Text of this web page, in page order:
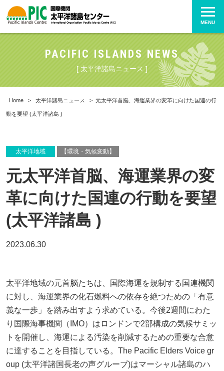
MENU
PACIFIC ISLANDS NEWS
[ 太平洋諸島ニュース ]
Home > 太平洋諸島ニュース > 元太平洋首脳、海運業界の変革に向けた国連の行
動を要望 (太平洋諸島 )
太平洋地域 【環境・気候変動】
元太平洋首脳、海運業界の変
革に向けた国連の行動を要望
(太平洋諸島 )
2023.06.30
太平洋地域の元首脳たちは、国際海運を規制する国連機関
に対し、海運業界の化石燃料への依存を絶つための「有意
義な一歩」を踏み出すよう求めている。今後2週間にわた
り国際海事機関（IMO）はロンドンで2部構成の気候サミッ
トを開催し、海運による汚染を削減するための重要な合意
に達することを目指している。The Pacific Elders Voice gr
oup (太平洋諸国長老の声グループ)はマーシャル諸島のハ